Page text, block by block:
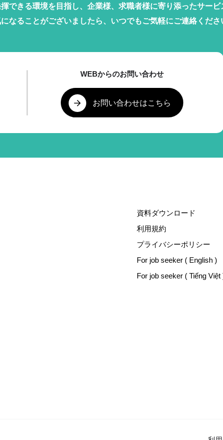
きる環境を目指し、企業様、求職者様に寄り添ったサービ
なることがございましたら、いつでもご気軽にご連絡くださ
WEBからのお問い合わせ
お問い合わせはこちら
資料ダウンロード
利用規約
プライバシーポリシー
For job seeker ( English )
For job seeker ( Tiếng Việt